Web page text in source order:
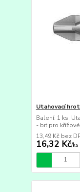
Utahovací hrot
Balení: 1 ks,
- bit pro
16,32 Kč/ks
13,49 Kč bez